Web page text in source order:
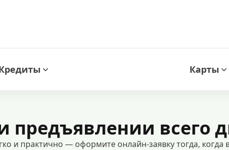
Карты
всего
и практично — оформите онлайн-заявку тогда,